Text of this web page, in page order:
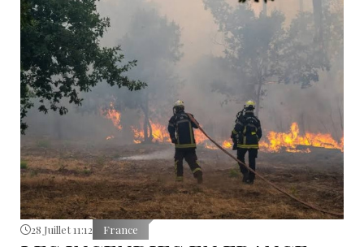
28 Juillet 11:12 France